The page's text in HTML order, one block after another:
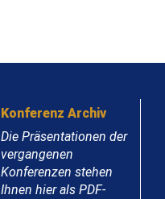
Konferenz Archiv
Die Präsentationen der
vergangenen
Konferenzen stehen
Ihnen hier als PDF-